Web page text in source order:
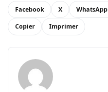
Facebook X WhatsApp
Copier Imprimer